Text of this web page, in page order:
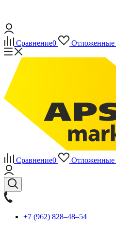
Сравнение0 Отложенные
Сравнение0 Отложенные
+7 (962) 828‒48‒54